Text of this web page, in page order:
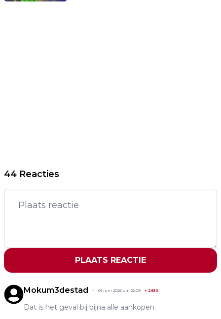
44 Reacties
PLAATS REACTIE
Mokum3destad 01 juni 2026 om 22:09 + 2833
Dat is het geval bij bijna alle aankopen.